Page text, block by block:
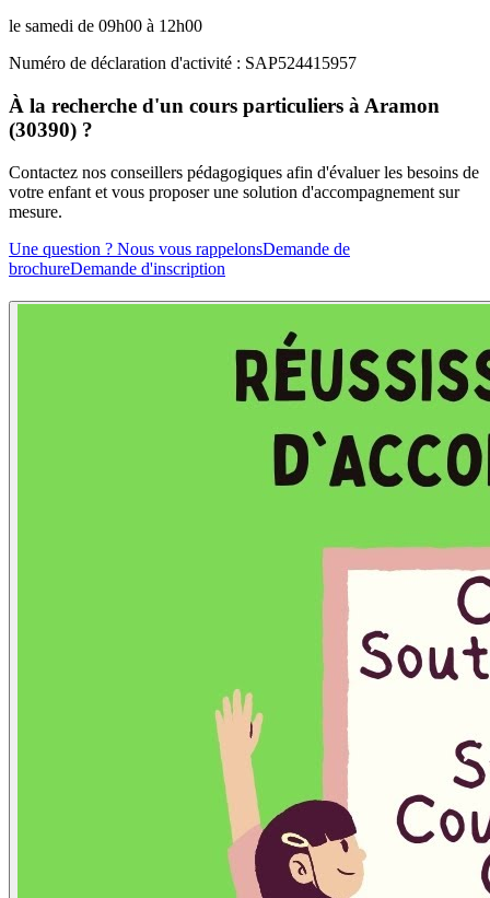
le samedi de 09h00 à 12h00
Numéro de déclaration d'activité : SAP524415957
À la recherche d'un cours particuliers à Aramon
(30390) ?
Contactez nos conseillers pédagogiques afin d'évaluer les besoins de
votre enfant et vous proposer une solution d'accompagnement sur
mesure.
Une question ? Nous vous rappelonsDemande de
brochureDemande d'inscription